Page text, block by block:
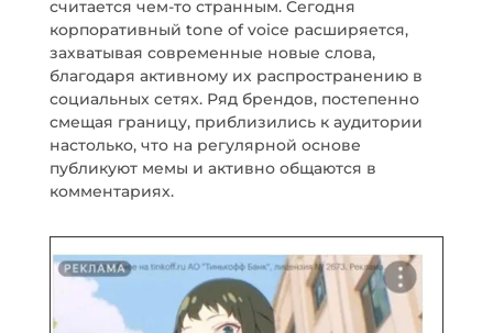
считается чем-то странным. Сегодня
корпоративный tone of voice расширяется,
захватывая современные новые слова,
благодаря активному их распространению в
социальных сетях. Ряд брендов, постепенно
смещая границу, приблизились к аудитории
настолько, что на регулярной основе
публикуют мемы и активно общаются в
комментариях.